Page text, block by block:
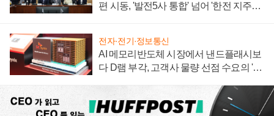
편 시동, '발전5사 통합' 넘어 '한전 지주사'
전자·전기·정보통신
AI 메모리반도체 시장에서 낸드플래시보
다 D램 부각, 고객사 물량 선점 수요의 '우